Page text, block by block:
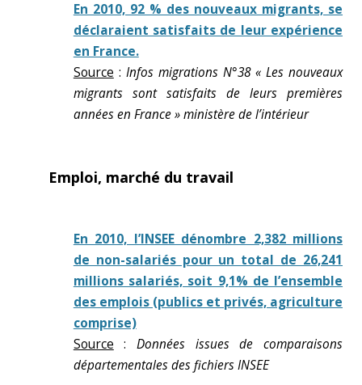
En 2010, 92 % des nouveaux migrants, se
déclaraient satisfaits de leur expérience
en France.
Source : Infos migrations N°38 « Les nouveaux
migrants sont satisfaits de leurs premières
années en France » ministère de l’intérieur
Emploi, marché du travail
En 2010, l’INSEE dénombre 2,382 millions
de non-salariés pour un total de 26,241
millions salariés, soit 9,1% de l’ensemble
des emplois (publics et privés, agriculture
comprise)
Source :Données issues de comparaisons
départementales des fichiers INSEE